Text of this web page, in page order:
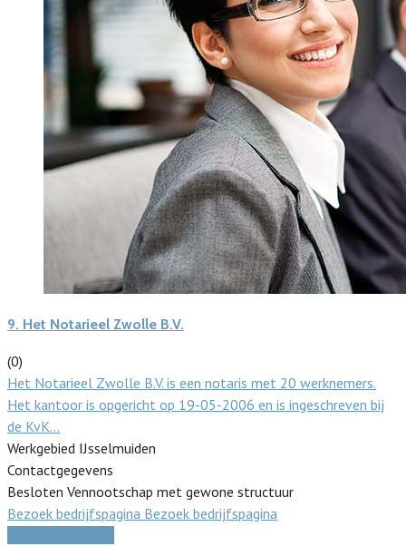
9. Het Notarieel Zwolle B.V.
(0)
Het Notarieel Zwolle B.V. is een notaris met 20 werknemers.
Het kantoor is opgericht op 19-05-2006 en is ingeschreven bij
de KvK…
Werkgebied IJsselmuiden
Contactgegevens
Besloten Vennootschap met gewone structuur
Bezoek bedrijfspagina Bezoek bedrijfspagina